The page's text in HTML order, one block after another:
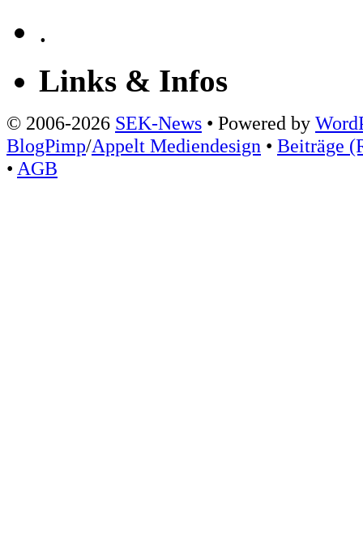
.
Links & Infos
© 2006-2026 SEK-News • Powered by
BlogPimp/Appelt Mediendesign • Beiträge
• AGB